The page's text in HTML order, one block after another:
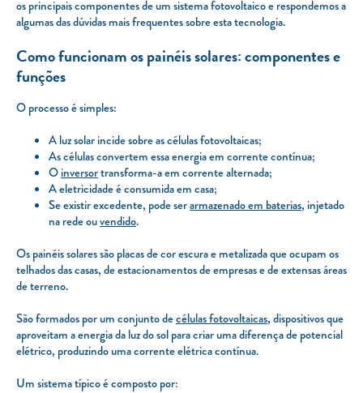
os principais componentes de um sistema fotovoltaico e respondemos a
algumas das dúvidas mais frequentes sobre esta tecnologia.
Como funcionam os painéis solares: componentes e
funções
O processo é simples:
A luz solar incide sobre as células fotovoltaicas;
As células convertem essa energia em corrente contínua;
Oinversortransforma-a em corrente alternada;
A eletricidade é consumida em casa;
Se existir excedente, pode serarmazenado em baterias, injetado
na rede ouvendido.
Os painéis solares são placas de cor escura e metalizada que ocupam os
telhados das casas, de estacionamentos de empresas e de extensas áreas
de terreno.
São formados por um conjunto decélulas fotovoltaicas, dispositivos que
aproveitam a energia da luz do sol para criar uma diferença de potencial
elétrico, produzindo uma corrente elétrica contínua.
Um sistema típico é composto por: